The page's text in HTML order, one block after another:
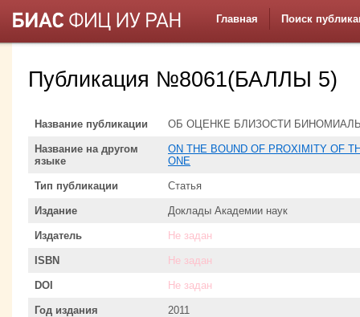
Главная Поиск
Публикация №8061(БАЛЛЫ 5)
Название публикации ОБ ОЦЕНКЕ БЛИЗОСТИ
Название на другом
языке
ON THE BOUND OF PROXIMITY OF
ONE
Тип публикации Статья
Издание Доклады Академии наук
Издатель Не задан
ISBN Не задан
DOI Не задан
Год издания 2011